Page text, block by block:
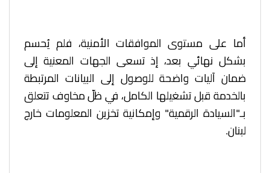
أما على مستوى الموافقات الأمنية، فلم يُحسم
بشكل نهائي بعد، إذ تسعى الجهات المعنية إلى
ضمان آليات واضحة للوصول إلى البيانات المرتبطة
بالخدمة قبل تشغيلها الكامل، في ظلّ مخاوف تتعلق
بـ"السيادة الرقمية" وإمكانية تخزين المعلومات خارج
لبنان.